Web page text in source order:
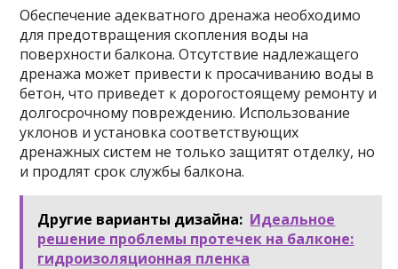
Обеспечение адекватного дренажа необходимо
для предотвращения скопления воды на
поверхности балкона. Отсутствие надлежащего
дренажа может привести к просачиванию воды в
бетон, что приведет к дорогостоящему ремонту и
долгосрочному повреждению. Использование
уклонов и установка соответствующих
дренажных систем не только защитят отделку, но
и продлят срок службы балкона.
Другие варианты дизайна: Идеальное
решение проблемы протечек на балконе:
гидроизоляционная пленка